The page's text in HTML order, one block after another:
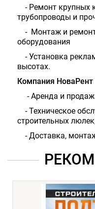
- Ремонт крупных
трубопроводы и
- Монтаж и
оборудования
- Установка
высотах.
Компания НоваРент
- Аренда и
- Техническое
строительных
- Доставка,